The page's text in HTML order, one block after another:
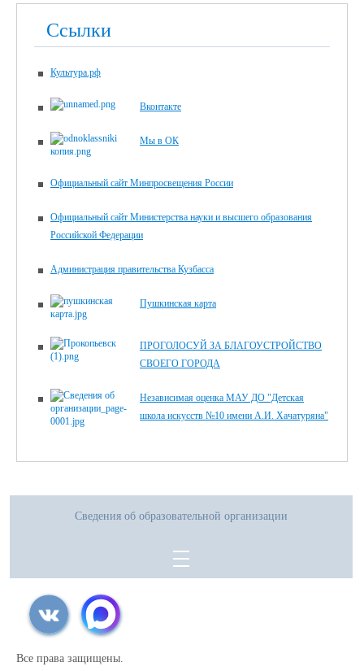
Ссылки
Культура.рф
Вконтакте
Мы в ОК
Официальный сайт Минпросвещения России
Официальный сайт Министерства науки и высшего образования
Российской Федерации
Администрация правительства Кузбасса
Пушкинская карта
ПРОГОЛОСУЙ ЗА БЛАГОУСТРОЙСТВО
СВОЕГО ГОРОДА
Независимая оценка МАУ ДО "Детская
школа искусств №10 имени А.И. Хачатуряна"
Сведения об образовательной организации
Все права защищены.